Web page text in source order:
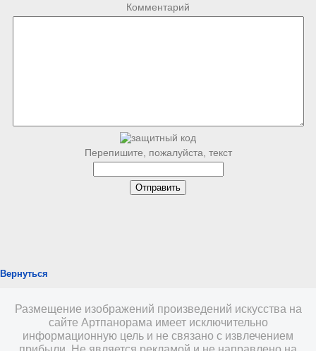
Комментарий
Перепишите, пожалуйста, текст
Вернуться
Размещение изображений произведений искусства на
сайте Артпанорама имеет исключительно
информационную цель и не связано с извлечением